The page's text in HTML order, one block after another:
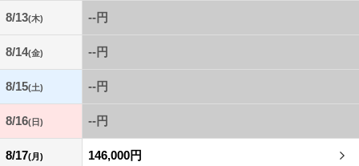
8/13(木) --円
8/14(金) --円
8/15(土) --円
8/16(日) --円
8/17(月) 146,000円